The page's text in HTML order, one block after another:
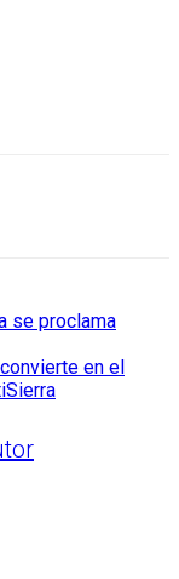
se proclama
en el